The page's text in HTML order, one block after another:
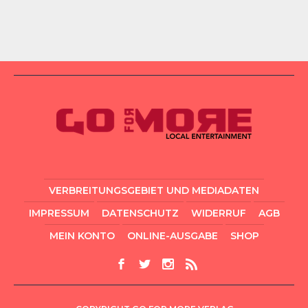
VERBREITUNGSGEBIET UND MEDIADATEN
IMPRESSUM
DATENSCHUTZ WIDERRUF
AGB
MEIN KONTO
ONLINE-AUSGABE SHOP